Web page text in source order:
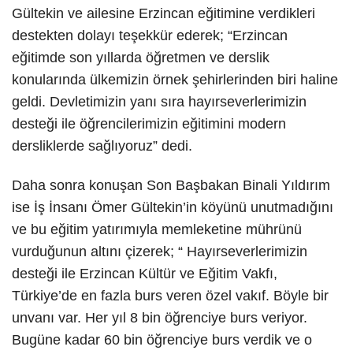
Gültekin ve ailesine Erzincan eğitimine verdikleri
destekten dolayı teşekkür ederek; “Erzincan
eğitimde son yıllarda öğretmen ve derslik
konularında ülkemizin örnek şehirlerinden biri haline
geldi. Devletimizin yanı sıra hayırseverlerimizin
desteği ile öğrencilerimizin eğitimini modern
dersliklerde sağlıyoruz” dedi.
Daha sonra konuşan Son Başbakan Binali Yıldırım
ise İş İnsanı Ömer Gültekin’in köyünü unutmadığını
ve bu eğitim yatırımıyla memleketine mührünü
vurduğunun altını çizerek; “ Hayırseverlerimizin
desteği ile Erzincan Kültür ve Eğitim Vakfı,
Türkiye’de en fazla burs veren özel vakıf. Böyle bir
unvanı var. Her yıl 8 bin öğrenciye burs veriyor.
Bugüne kadar 60 bin öğrenciye burs verdik ve o